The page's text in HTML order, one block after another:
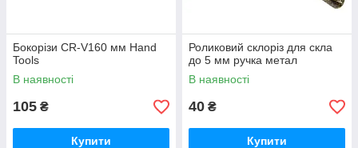
Бокорізи CR-V160 мм Hand
Tools
В наявності
105 ₴
Купити
Роликовий склоріз для скла
до 5 мм ручка метал
В наявності
40 ₴
Купити